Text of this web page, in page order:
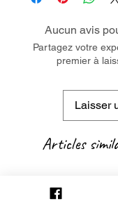
Aucun avis
Partagez votre
premier à
Laisser
Articles